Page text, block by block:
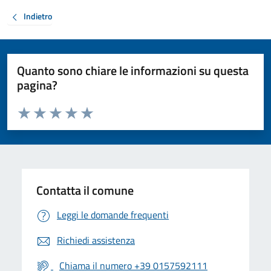
Indietro
Quanto sono chiare le informazioni su questa
pagina?
Valuta da 1 a 5 stelle la pagina
Valuta 5 stelle su 5
Valuta 4 stelle su 5
Valuta 3 stelle su 5
Valuta 2 stelle su 5
Valuta 1 stelle su 5
Contatta il comune
Leggi le domande frequenti
Richiedi assistenza
Chiama il numero +39 0157592111